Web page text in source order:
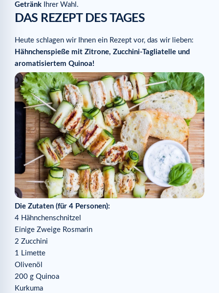
Getränk Ihrer Wahl.
DAS REZEPT DES TAGES
Heute schlagen wir Ihnen ein Rezept vor, das wir lieben:
Hähnchenspieße mit Zitrone, Zucchini-Tagliatelle und
aromatisiertem Quinoa!
Die Zutaten (für 4 Personen):
4 Hähnchenschnitzel
Einige Zweige Rosmarin
2 Zucchini
1 Limette
Olivenöl
200 g Quinoa
Kurkuma